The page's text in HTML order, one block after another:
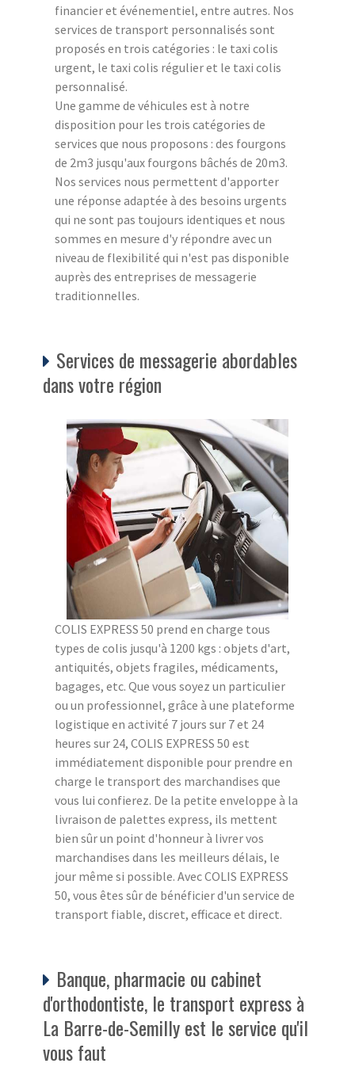
financier et événementiel, entre autres. Nos
services de transport personnalisés sont
proposés en trois catégories : le taxi colis
urgent, le taxi colis régulier et le taxi colis
personnalisé.
Une gamme de véhicules est à notre
disposition pour les trois catégories de
services que nous proposons : des fourgons
de 2m3 jusqu'aux fourgons bâchés de 20m3.
Nos services nous permettent d'apporter
une réponse adaptée à des besoins urgents
qui ne sont pas toujours identiques et nous
sommes en mesure d'y répondre avec un
niveau de flexibilité qui n'est pas disponible
auprès des entreprises de messagerie
traditionnelles.
Services de messagerie abordables
dans votre région
COLIS EXPRESS 50 prend en charge tous
types de colis jusqu'à 1200 kgs : objets d'art,
antiquités, objets fragiles, médicaments,
bagages, etc. Que vous soyez un particulier
ou un professionnel, grâce à une plateforme
logistique en activité 7 jours sur 7 et 24
heures sur 24, COLIS EXPRESS 50 est
immédiatement disponible pour prendre en
charge le transport des marchandises que
vous lui confierez. De la petite enveloppe à la
livraison de palettes express, ils mettent
bien sûr un point d'honneur à livrer vos
marchandises dans les meilleurs délais, le
jour même si possible. Avec COLIS EXPRESS
50, vous êtes sûr de bénéficier d'un service de
transport fiable, discret, efficace et direct.
Banque, pharmacie ou cabinet
d'orthodontiste, le transport express à
La Barre-de-Semilly est le service qu'il
vous faut